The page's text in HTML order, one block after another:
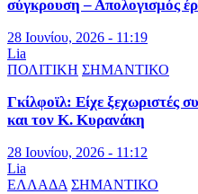
σύγκρουση – Απολογισμός
28 Ιουνίου, 2026 - 11:19
Lia
ΠΟΛΙΤΙΚΗ ΣΗΜΑΝΤΙΚΟ
Γκίλφοϊλ: Είχε ξεχωριστές
και τον Κ. Κυρανάκη
28 Ιουνίου, 2026 - 11:12
Lia
ΕΛΛΑΔΑ ΣΗΜΑΝΤΙΚΟ